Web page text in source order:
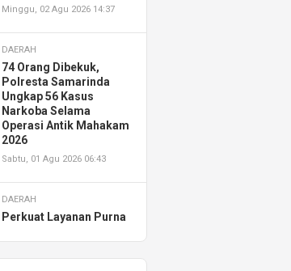
Minggu, 02 Agu 2026 14:37
DAERAH
74 Orang Dibekuk,
Polresta Samarinda
Ungkap 56 Kasus
Narkoba Selama
Operasi Antik Mahakam
2026
Sabtu, 01 Agu 2026 06:43
DAERAH
Perkuat Layanan Purna
Resmikan AHASS